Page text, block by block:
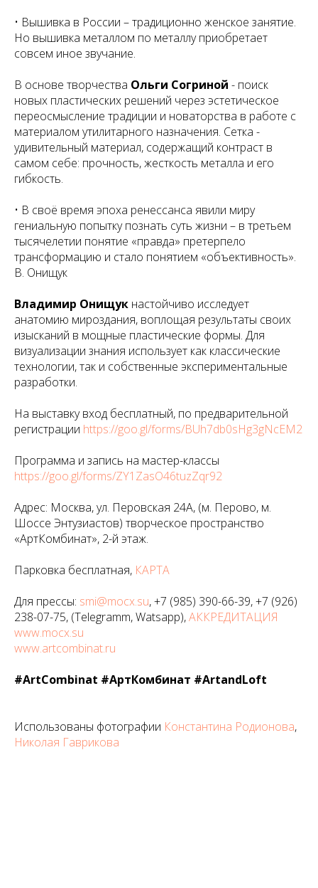
• Вышивка в России – традиционно женское занятие.
Но вышивка металлом по металлу приобретает
совсем иное звучание.
В основе творчества Ольги Согриной - поиск
новых пластических решений через эстетическое
переосмысление традиции и новаторства в работе с
материалом утилитарного назначения. Сетка -
удивительный материал, содержащий контраст в
самом себе: прочность, жесткость металла и его
гибкость.
• В своё время эпоха ренессанса явили миру
гениальную попытку познать суть жизни – в третьем
тысячелетии понятие «правда» претерпело
трансформацию и стало понятием «объективность».
В. Онищук
Владимир Онищук настойчиво исследует
анатомию мироздания, воплощая результаты своих
изысканий в мощные пластические формы. Для
визуализации знания использует как классические
технологии, так и собственные экспериментальные
разработки.
На выставку вход бесплатный, по предварительной
регистрации https://goo.gl/forms/BUh7db0sHg3gNcEM2
Программа и запись на мастер-классы
https://goo.gl/forms/ZY1ZasO46tuzZqr92
Адрес: Москва, ул. Перовская 24А, (м. Перово, м.
Шоссе Энтузиастов) творческое пространство
«АртКомбинат», 2-й этаж.
Парковка бесплатная, КАРТА
Для прессы: smi@mocx.su, +7 (985) 390-66-39, +7 (926)
238-07-75, (Telegramm, Watsapp),АККРЕДИТАЦИЯ
www.mocx.su
www.artcombinat.ru
#ArtCombinat #АртКомбинат #ArtandLoft
Использованы фотографии Константина Родионова,
Николая Гаврикова